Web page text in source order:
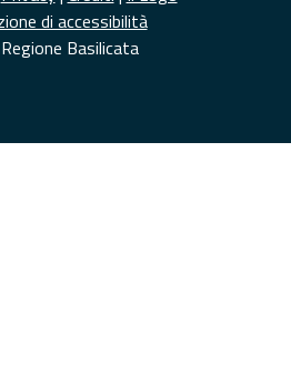
di accessibilità
Basilicata